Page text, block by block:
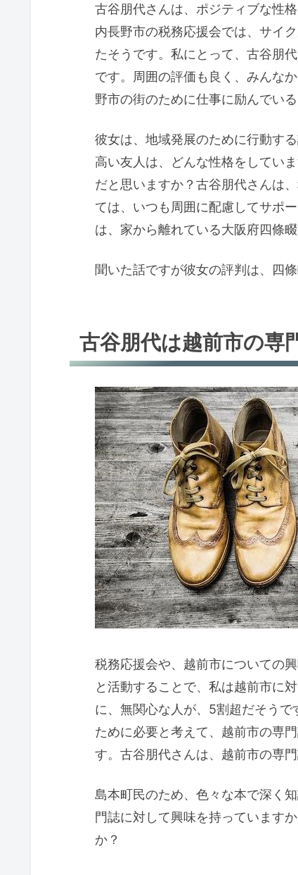
古谷朋代さんは、ポジティブな性
内長野市の税務応援会では、サイ
たそうです。私にとって、古谷朋
です。周囲の評価も良く、みんな
野市の街のために仕事に励んでい
彼女は、地域発展のために行動す
高い友人は、どんな性格をしてい
だと思いますか？古谷朋代さんは
ては、いつも周囲に配慮してサポ
は、家から離れている大阪府四條
聞いた話ですが彼女の評判は、四
古谷朋代は越前市の専
税務応援会や、越前市についての
と活動することで、私は越前市に
に、無関心な人が、5割超だそう
ために必要と考えて、越前市の専
す。古谷朋代さんは、越前市の専
島本町民のため、色々な本で深く
門誌に対して興味を持っています
か？